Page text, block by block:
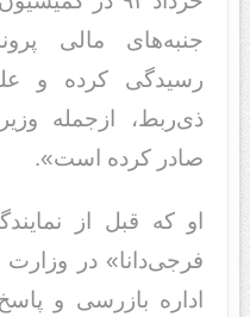
جنبه‌های مالی
ذی‌ربط، ازجمله
صادر کرده است».
او که قبل از
فرجی‌دانا» در
اداره بازرسی و